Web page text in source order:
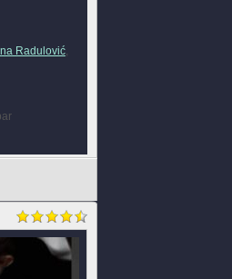
Radulović,